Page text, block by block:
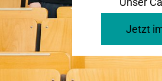
Jetzt
Previous